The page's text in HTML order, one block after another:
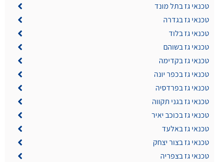
טכנאי גז בתל מונד
טכנאי גז בגדרה
טכנאי גז בלוד
טכנאי גז בשוהם
טכנאי גז בקדימה
טכנאי גז בכפר יונה
טכנאי גז בפרדסיה
טכנאי גז בגני תקווה
טכנאי גז בכוכב יאיר
טכנאי גז באלעד
טכנאי גז בצור יצחק
טכנאי גז בצפריה